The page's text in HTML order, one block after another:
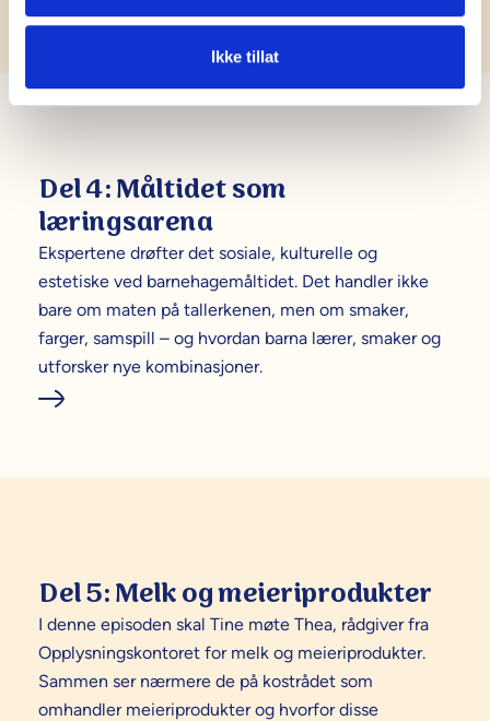
Ikke tillat
Del 4: Måltidet som
læringsarena
Ekspertene drøfter det sosiale, kulturelle og
estetiske ved barnehagemåltidet. Det handler ikke
bare om maten på tallerkenen, men om smaker,
farger, samspill – og hvordan barna lærer, smaker og
utforsker nye kombinasjoner.
Del 5: Melk og meieriprodukter
I denne episoden skal Tine møte Thea, rådgiver fra
Opplysningskontoret for melk og meieriprodukter.
Sammen ser nærmere de på kostrådet som
omhandler meieriprodukter og hvorfor disse